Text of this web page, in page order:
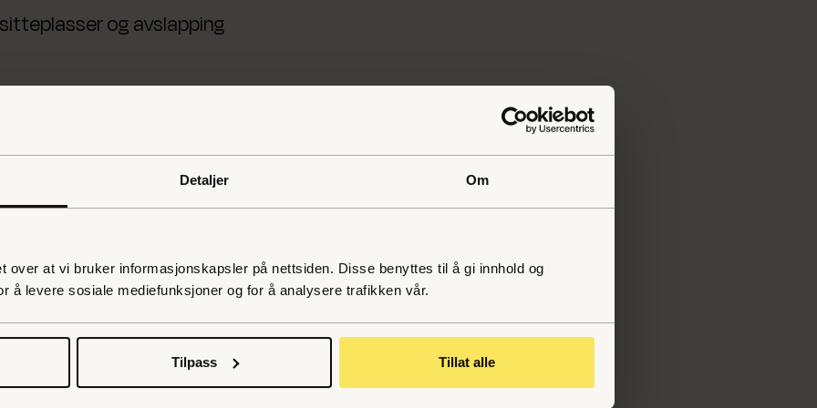
Detaljer Om
over at vi bruker informasjonskapsler på nettsiden. Disse benyttes til å gi innhold og
å levere sosiale mediefunksjoner og for å analysere trafikken vår.
Tilpass Tillat alle
og avslapping
en må følge. WCAG 2.2, utarbeidet av
spesielle retningslinjer for innhold på
utforming, da det handler om å gjøre digitale
løsninger på tvers av ulike områder,
med dette er å skape et likestilt,